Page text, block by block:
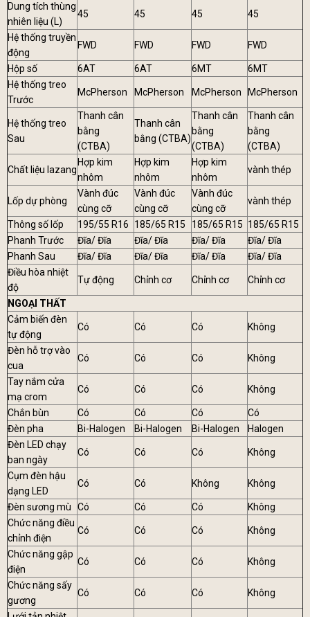
Dung tích thùng
nhiên liệu (L)
45 45 45 45
Hệ thống truyền
động
FWD FWD FWD FWD
Hộp số 6AT 6AT 6MT
6MT
Hệ thống treo
Trước
McPherson McPherson McPherson McPherson
Hệ thống treo
Sau
Thanh cân
bằng
(CTBA)
Thanh cân
bằng (CTBA)
Thanh cân
bằng
(CTBA)
Thanh cân
bằng
(CTBA)
Chất liệu lazang
Hợp kim
nhôm
Hợp kim
nhôm
Hợp kim
nhôm
vành thép
Lốp dự phòng
Vành đúc
cùng cỡ
Vành đúc
cùng cỡ
Vành đúc
cùng cỡ
vành thép
Thông số lốp 195/55 R16 185/65 R15 185/65 R15 185/65 R15
Phanh Trước
Đĩa/ Đĩa Đĩa/ Đĩa Đĩa/ Đĩa
Đĩa/ Đĩa
Phanh Sau
Đĩa/ Đĩa Đĩa/ Đĩa Đĩa/ Đĩa
Đĩa/ Đĩa
Điều hòa nhiệt
độ
Tự động Chỉnh cơ Chỉnh cơ Chỉnh cơ
NGOẠI THẤT
Cảm biến đèn
tự động
Có Có Có Không
Đèn hỗ trợ vào
cua
Có Có Có Không
Tay nắm cửa
mạ crom
Có Có Có Không
Chắn bùn Có Có Có
Có
Đèn pha
Bi-Halogen Bi-Halogen Bi-Halogen
Halogen
Đèn LED chạy
ban ngày
Có Có Có Không
Cụm đèn hậu
dạng LED
Có Có Không Không
Đèn sương mù Có Có Có
Không
Chức năng điều
chỉnh điện
Có Có Có Không
Chức năng gập
điện
Có Có Có Không
Chức năng sấy
gương
Có Có Có Không